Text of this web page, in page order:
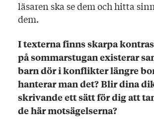
läsaren ska se dem och hitta
dem.
I texterna finns skarpa
på sommarstugan existerar
barn dör i konflikter längre
hanterar man det? Blir dina
skrivande ett sätt för dig att
de här motsägelserna?